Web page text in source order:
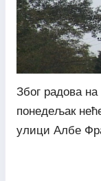
Због радова на
понедељак
улици Албе